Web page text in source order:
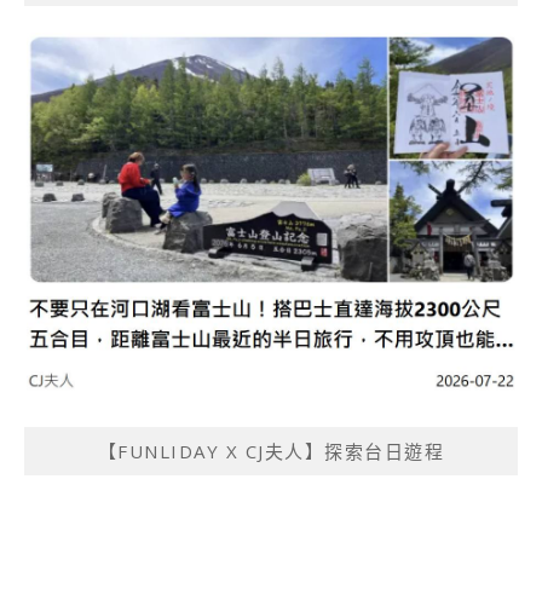
【FUNLIDAY X CJ夫人】探索台日遊程